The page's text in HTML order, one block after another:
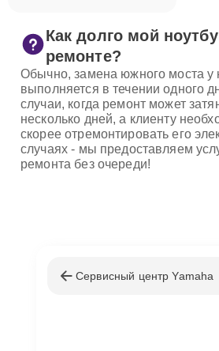
Как долго мой
ремонте?
Обычно, замена южного моста у
выполняется в течении одного
случаи, когда ремонт может
несколько дней, а клиенту
скорее отремонтировать его
случаях - мы предоставляем
ремонта без очереди!
Сервисный центр Yamaha